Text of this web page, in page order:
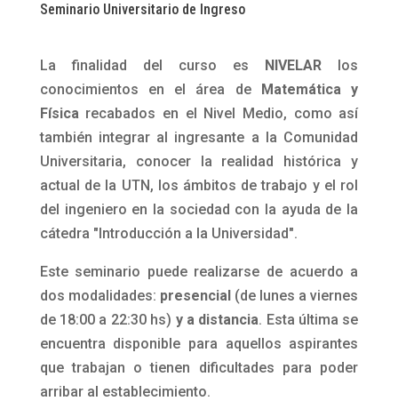
Seminario Universitario de Ingreso
La finalidad del curso es NIVELAR los
conocimientos en el área de Matemática y
Físicarecabados en el Nivel Medio, como así
también integrar al ingresante a la Comunidad
Universitaria, conocer la realidad histórica y
actual de la UTN, los ámbitos de trabajo y el rol
del ingeniero en la sociedad con la ayuda de la
cátedra "Introducción a la Universidad".
Este seminario puede realizarse de acuerdo a
dos modalidades: presencial(de lunes a viernes
de 18:00 a 22:30 hs) y a distancia. Esta última se
encuentra disponible para aquellos aspirantes
que trabajan o tienen dificultades para poder
arribar al establecimiento.